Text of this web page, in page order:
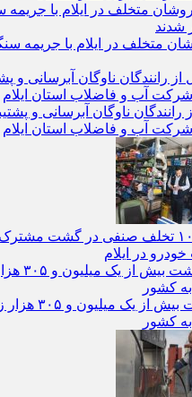
متخلف در ایلام با جریمه
آب و فاضلاب استان ایلام
کشف ۱۰ تخلف صنفی در گشت مشترک
در ایلام
کشور